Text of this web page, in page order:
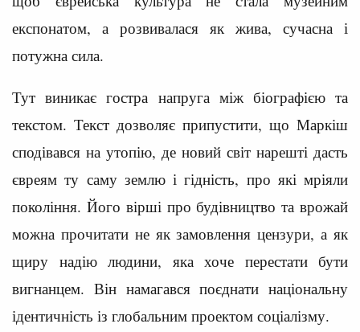
експонатом, а розвивалася як жива, сучасна і
потужна сила.
Тут виникає гостра напруга між біографією та
текстом. Текст дозволяє припустити, що Маркіш
сподівався на утопію, де новий світ нарешті дасть
євреям ту саму землю і гідність, про які мріяли
покоління. Його вірші про будівництво та врожай
можна прочитати не як замовлення цензури, а як
щиру надію людини, яка хоче перестати бути
вигнанцем. Він намагався поєднати національну
ідентичність із глобальним проектом соціалізму.